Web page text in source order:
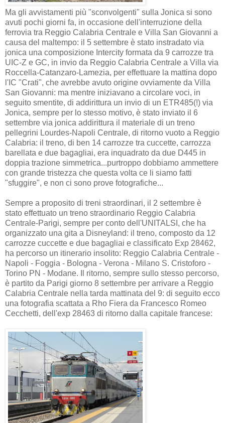
Ma gli avvistamenti più "sconvolgenti" sulla Jonica si sono
avuti pochi giorni fa, in occasione dell'interruzione della
ferrovia tra Reggio Calabria Centrale e Villa San Giovanni a
causa del maltempo: il 5 settembre è stato instradato via
jonica una composizione Intercity formata da 9 carrozze tra
UIC-Z e GC, in invio da Reggio Calabria Centrale a Villa via
Roccella-Catanzaro-Lamezia, per effettuare la mattina dopo
l'IC "Crati", che avrebbe avuto origine ovviamente da Villa
San Giovanni: ma mentre iniziavano a circolare voci, in
seguito smentite, di addirittura un invio di un ETR485(!) via
Jonica, sempre per lo stesso motivo, è stato inviato il 6
settembre via jonica addirittura il materiale di un treno
pellegrini Lourdes-Napoli Centrale, di ritorno vuoto a Reggio
Calabria: il treno, di ben 14 carrozze tra cuccette, carrozza
barellata e due bagagliai, era inquadrato da due D445 in
doppia trazione simmetrica...purtroppo dobbiamo ammettere
con grande tristezza che questa volta ce li siamo fatti
"sfuggire", e non ci sono prove fotografiche...
Sempre a proposito di treni straordinari, il 2 settembre è
stato effettuato un treno straordinario Reggio Calabria
Centrale-Parigi, sempre per conto dell'UNITALSI, che ha
organizzato una gita a Disneyland: il treno, composto da 12
carrozze cuccette e due bagagliai e classificato Exp 28462,
ha percorso un itinerario insolito: Reggio Calabria Centrale -
Napoli - Foggia - Bologna - Verona - Milano S. Cristoforo -
Torino PN - Modane. Il ritorno, sempre sullo stesso percorso,
è partito da Parigi giorno 8 settembre per arrivare a Reggio
Calabria Centrale nella tarda mattinata del 9: di seguito ecco
una fotografia scattata a Rho Fiera da Francesco Romeo
Cecchetti, dell'exp 28463 di ritorno dalla capitale francese: